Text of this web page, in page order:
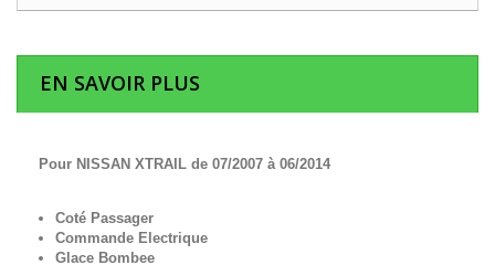
EN SAVOIR PLUS
Pour NISSAN XTRAIL de 07/2007 à 06/2014
Coté Passager
Commande Electrique
Glace Bombee